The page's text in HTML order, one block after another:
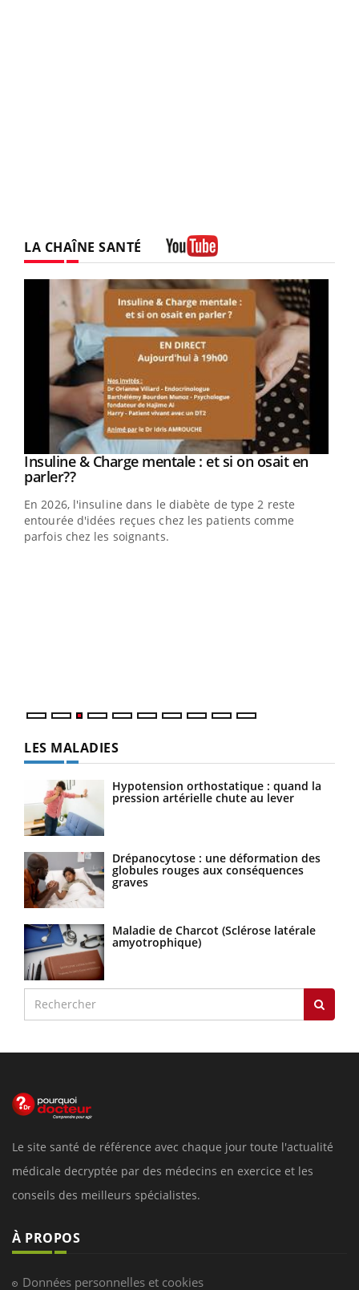
LA CHAÎNE SANTÉ
Youtube
Insuline & Charge mentale : et si on osait en
parler??Youtube
En 2026, l'insuline dans le diabète de type 2 reste
entourée d'idées reçues chez les patients comme
parfois chez les soignants.
LES MALADIES
Hypotension orthostatique : quand la
pression artérielle chute au lever
Drépanocytose : une déformation des
globules rouges aux conséquences
graves
Maladie de Charcot (Sclérose latérale
amyotrophique)
Le site santé de référence avec chaque jour toute l'actualité
médicale decryptée par des médecins en exercice et les
conseils des meilleurs spécialistes.
À PROPOS
Données personnelles et cookies